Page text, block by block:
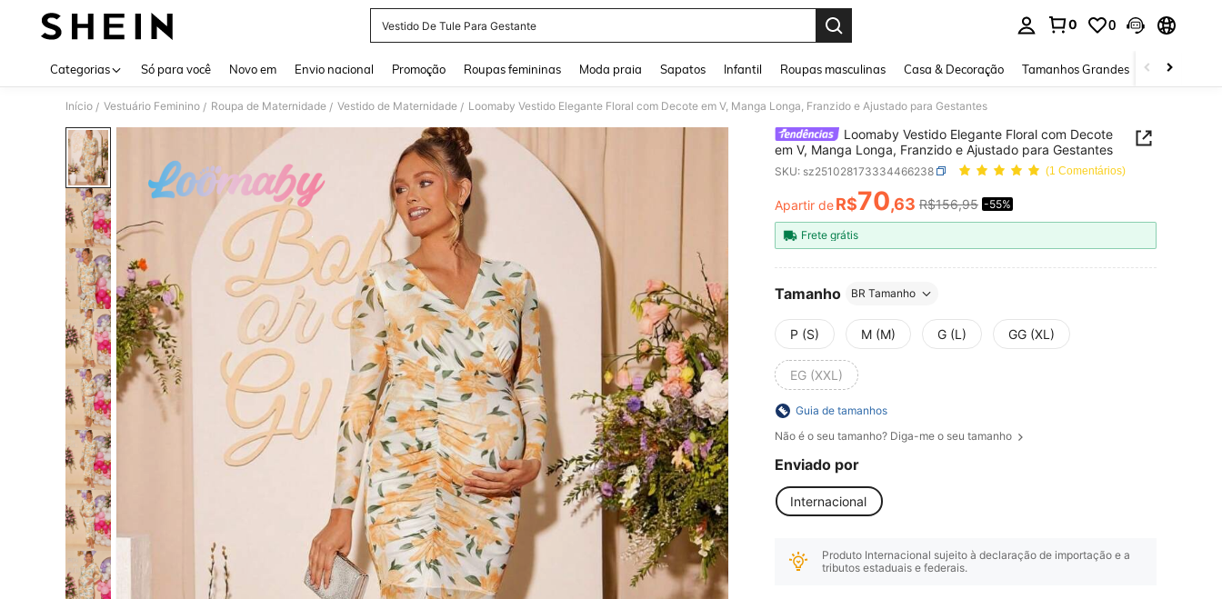
Vestido De Tule Para Gestante
0 0
Categorias Só para você Novo em Envio nacional Promoção Roupas femininas Moda praia Sapatos Infantil Roupas masculinas Casa & Decoração Tamanhos Grandes Joias e
Início / Vestuário Feminino / Roupa de Maternidade / Vestido de Maternidade / Loomaby Vestido Elegante Floral com Decote em V, Manga Longa, Franzido e Ajustado para Gestantes
Loomaby Vestido Elegante Floral com Decote
em V, Manga Longa, Franzido e Ajustado para Gestantes
SKU: sz251028173334466238 (1 Comentários)
PRICE AND AVAILABILITY
Apartir deR$70,63 R$156,95 -55%
Frete grátis
Tamanho BR Tamanho
P (S) M (M) G (L) GG (XL)
EG (XXL)
Guia de tamanhos
Não é o seu tamanho? Diga-me o seu tamanho
Enviado por
Internacional
Produto Internacional sujeito à declaração de importação e a
tributos estaduais e federais.